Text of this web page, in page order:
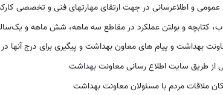
عمومی و اطلاعرسانی در جهت ارتقای مهارتهای فنی و تخصصی
کتابچه و بولتن عملکرد در مقاطع سه ماهه، شش ماهه و
بهداشت و پیام های معاون بهداشت و پیگیری برای درج آنها
از طریق سایت اطلاع رسانی معاونت بهداشت
ملاقات مردم با مسئولان معاونت بهداشت